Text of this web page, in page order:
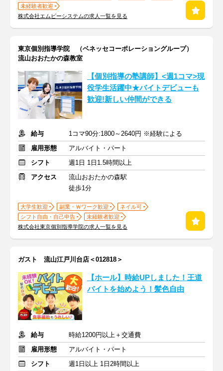
未経験者歓迎
株式会社エムピーシステムの求人一覧を見る
東京個別指導学院 （ベネッセコーポレーショングループ）
流山おおたかの森教室
【個別指導の塾講師】<週1コマ>現
役学生活躍中★バイトデビューも
歓迎!新しい仲間ができる
給与
1コマ90分:1800～2640円 ※経験による
雇用形態
アルバイト・パート
シフト
週1日 1日1.5時間以上
アクセス
流山おおたかの森駅
徒歩1分
大学生歓迎 副業・Ｗワーク歓迎
ネイル可
シフト自由・自己申告
未経験者歓迎
株式会社東京個別指導学院の求人一覧を見る
ガスト 流山江戸川台店＜012818＞
【ホール】時給UPしました！王道
バイトを始めよう！髪色自由
給与
時給1200円以上＋交通費
雇用形態
アルバイト・パート
シフト
週1日以上 1日2時間以上